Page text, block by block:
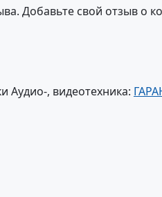
Добавьте свой отзыв о
Аудио-, видеотехника: